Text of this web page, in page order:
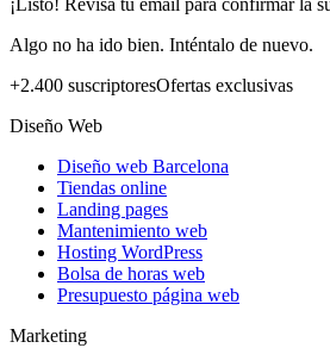
¡Listo! Revisa tu email para confirmar la
Algo no ha ido bien. Inténtalo de nuevo.
+2.400 suscriptoresOfertas exclusivas
Diseño Web
Diseño web Barcelona
Tiendas online
Landing pages
Mantenimiento web
Hosting WordPress
Bolsa de horas web
Presupuesto página web
Marketing